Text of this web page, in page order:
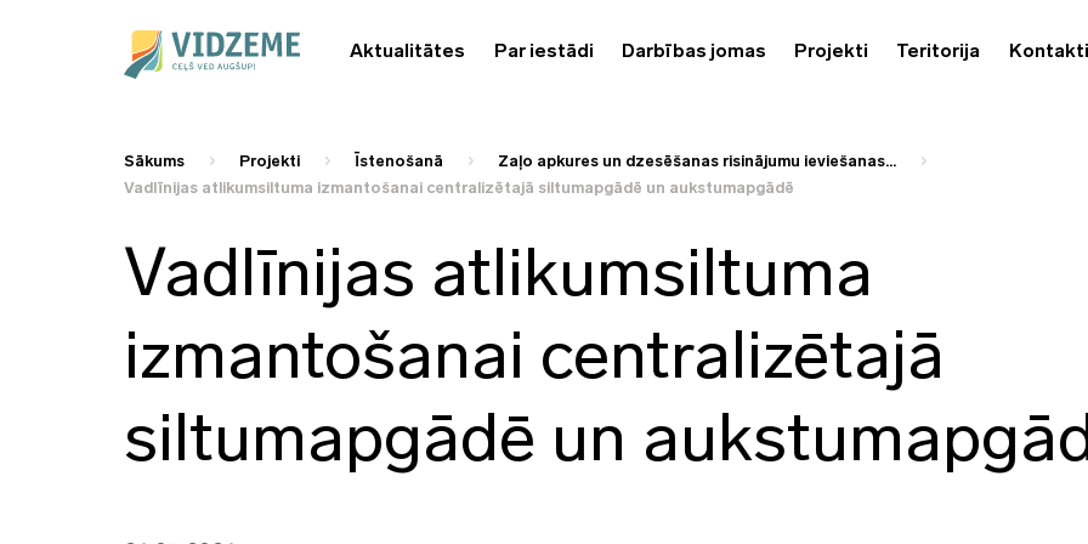
Aktualitātes Par iestādi Darbības jomas Projekti Teritorija Kontakti
Sākums Projekti Īstenošanā
Zaļo apkures un dzesēšanas risinājumu ieviešanas...
Vadlīnijas atlikumsiltuma izmantošanai centralizētajā siltumapgādē un aukstumapgādē
Vadlīnijas atlikumsiltuma
izmantošanai centralizētajā
siltumapgādē un